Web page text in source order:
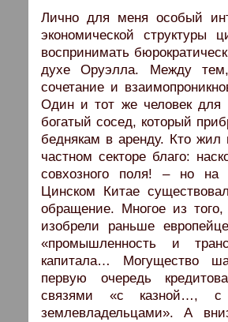
Лично для меня особый
экономической структуры
воспринимать
духе Оруэлла. Между
сочетание и
Один и тот же человек для
богатый сосед, который
беднякам в аренду. Кто
частном секторе благо:
совхозного поля! – но на
Цинском Китае
обращение. Многое из
изобрели раньше
«промышленность и
капитала… Могущество
первую очередь
связями «с казной…, с
землевладельцами». А